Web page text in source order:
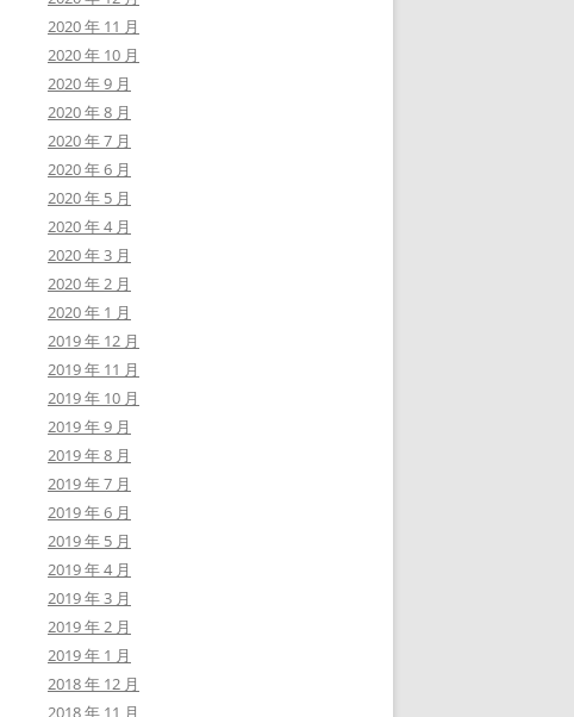
2020 年 11 月
2020 年 10 月
2020 年 9 月
2020 年 8 月
2020 年 7 月
2020 年 6 月
2020 年 5 月
2020 年 4 月
2020 年 3 月
2020 年 2 月
2020 年 1 月
2019 年 12 月
2019 年 11 月
2019 年 10 月
2019 年 9 月
2019 年 8 月
2019 年 7 月
2019 年 6 月
2019 年 5 月
2019 年 4 月
2019 年 3 月
2019 年 2 月
2019 年 1 月
2018 年 12 月
2018 年 11 月